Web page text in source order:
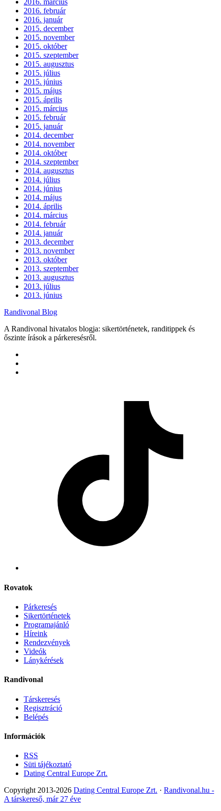
2016. március
2016. február
2016. január
2015. december
2015. november
2015. október
2015. szeptember
2015. augusztus
2015. július
2015. június
2015. május
2015. április
2015. március
2015. február
2015. január
2014. december
2014. november
2014. október
2014. szeptember
2014. augusztus
2014. július
2014. június
2014. május
2014. április
2014. március
2014. február
2014. január
2013. december
2013. november
2013. október
2013. szeptember
2013. augusztus
2013. július
2013. június
Randivonal Blog
A Randivonal hivatalos blogja: sikertörténetek, randitippek és
őszinte írások a párkeresésről.
Rovatok
Párkeresés
Sikertörténetek
Programajánló
Híreink
Rendezvények
Videók
Lánykérések
Randivonal
Társkeresés
Regisztráció
Belépés
Információk
RSS
Süti tájékoztató
Dating Central Europe Zrt.
Copyright 2013-2026 Dating Central Europe Zrt. · Randivonal.hu -
A társkereső, már 27 éve